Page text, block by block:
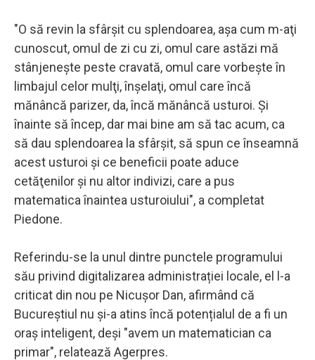
"O să revin la sfârşit cu splendoarea, aşa cum m-aţi
cunoscut, omul de zi cu zi, omul care astăzi mă
stânjeneşte peste cravată, omul care vorbeşte în
limbajul celor mulţi, înşelaţi, omul care încă
mănâncă parizer, da, încă mănâncă usturoi. Şi
înainte să încep, dar mai bine am să tac acum, ca
să dau splendoarea la sfârşit, să spun ce înseamnă
acest usturoi şi ce beneficii poate aduce
cetăţenilor şi nu altor indivizi, care a pus
matematica înaintea usturoiului", a completat
Piedone.
Referindu-se la unul dintre punctele programului
său privind digitalizarea administrației locale, el l-a
criticat din nou pe Nicușor Dan, afirmând că
Bucureștiul nu și-a atins încă potențialul de a fi un
oraș inteligent, deși "avem un matematician ca
primar", relatează Agerpres.